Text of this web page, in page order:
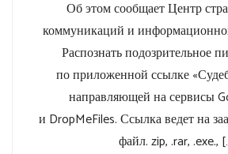
Об этом сообщает Центр
коммуникаций и
Распознать подозрительное
по приложенной ссылке
направляющей на сервисы
и DropMeFiles. Ссылка ведет на
файл. zip, .rar, .exe.,